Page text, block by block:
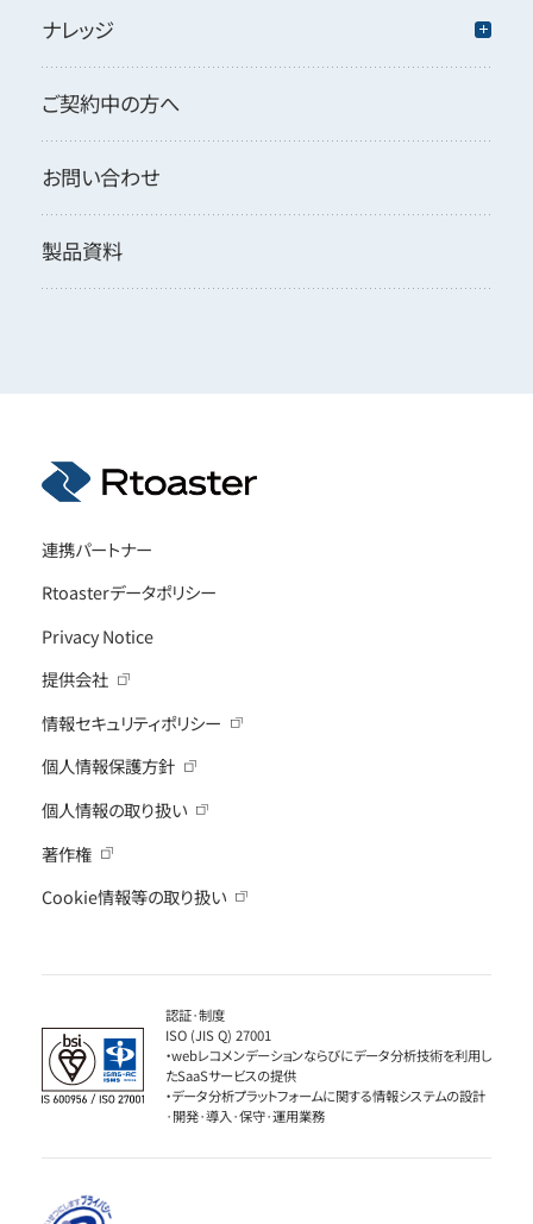
ナレッジ
ご契約中の方へ
お問い合わせ
製品資料
連携パートナー
Rtoasterデータポリシー
Privacy Notice
提供会社
情報セキュリティポリシー
個人情報保護方針
個人情報の取り扱い
著作権
Cookie情報等の取り扱い
認証·制度
ISO (JIS Q) 27001
・webレコメンデーションならびにデータ分析技術を利用し
たSaaSサービスの提供
・データ分析プラットフォームに関する情報システムの設計
·開発·導入·保守·運用業務